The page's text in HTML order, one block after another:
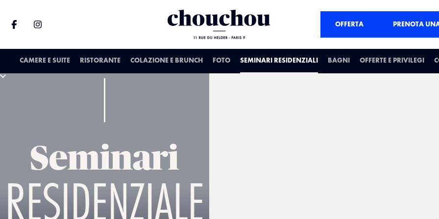
OFFERTA PRENOTA
CAMERE E SUITE RISTORANTE COLAZIONE E BRUNCH FOTO SEMINARI RESIDENZIALI BAGNI OFFERTE E PRIVILEGI
Seminari
RESIDENZIALE